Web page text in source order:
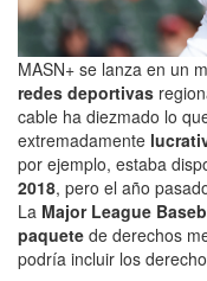
MASN+ se lanza en un
redes deportivas
cable ha diezmado lo
extremadamente
por ejemplo, estaba
2018, pero el año
La Major League
paquete de derechos
podría incluir los